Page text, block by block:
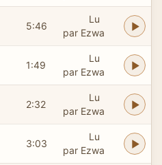
5:46
Lu
par Ezwa
1:49
Lu
par Ezwa
2:32
Lu
par Ezwa
3:03
Lu
par Ezwa